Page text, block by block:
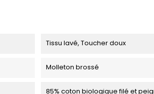
Tissu lavé, Toucher doux
Molleton brossé
85% coton biologique filé et